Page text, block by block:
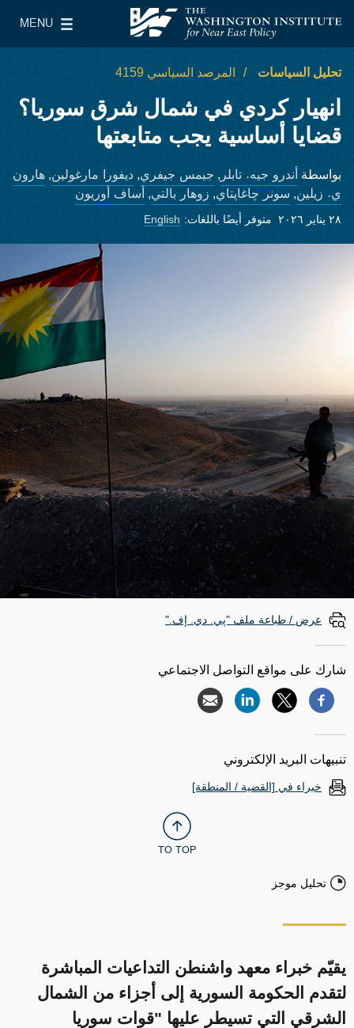
معهد واشنطن لسياسات الشرق الأدنى
MENU
Main Menu
تحليل السياسات المرصد السياسي 4159
انهيار كردي في شمال شرق سوريا؟
قضايا أساسية يجب متابعتها
بواسطة أندرو جيه. تابلر, جيمس جيفري, ديفورا مارغولين, هارون
ي. زيلين, سونر چاغاپتاي, زوهار بالتي, أساف أوريون
٢٨ يناير ٢٠٢٦ متوفر أيضًا باللغات: English
تحليل موجز
يقيّم خبراء معهد واشنطن التداعيات المباشرة
لتقدم الحكومة السورية إلى أجزاء من الشمال
الشرقي التي تسيطر عليها "قوات سوريا
عرض / طباعة ملف "پي. دي. إف."
شارك على مواقع التواصل الاجتماعي
تنبيهات البريد الإلكتروني
خبراء في [القضية / المنطقة]
TO TOP